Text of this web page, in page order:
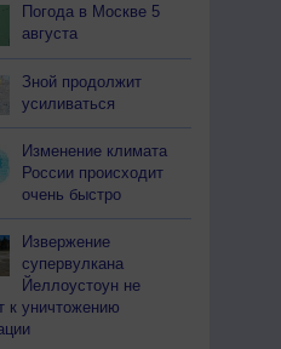
Погода в Москве 5
августа
Зной продолжит
усиливаться
Изменение климата
России происходит
очень быстро
Извержение
супервулкана
Йеллоустоун не
к уничтожению